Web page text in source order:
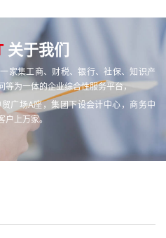
关于我们
集工商、财税、银行、社保、知识产
等为一体的企业综合性服务平台，
广场A座，集团下设会计中心，商务中
上万家。